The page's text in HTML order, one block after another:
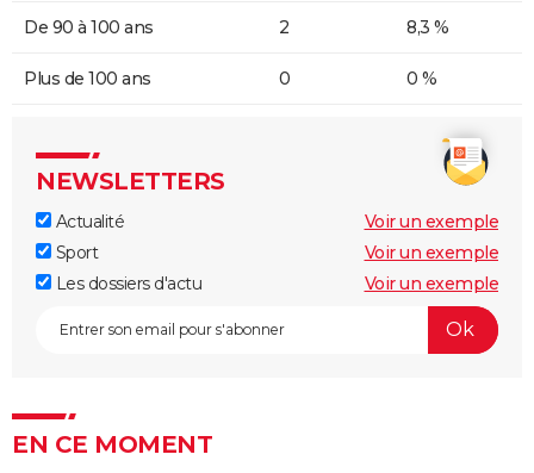
De 90 à 100 ans 2 8,3 %
Plus de 100 ans 0 0 %
NEWSLETTERS
Actualité
Voir un exemple
Sport
Voir un exemple
Les dossiers d'actu
Voir un exemple
EN CE MOMENT